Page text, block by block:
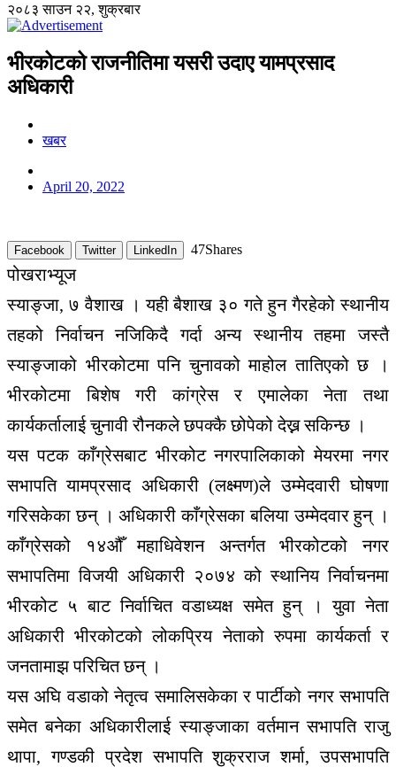
२०८३ साउन २२, शुक्रबार
भीरकोटको राजनीतिमा यसरी उदाए यामप्रसाद
अधिकारी
खबर
April 20, 2022
Facebook Twitter LinkedIn 47Shares
पोखराभ्यूज
स्याङ्जा, ७ वैशाख । यही बैशाख ३० गते हुन गैरहेको स्थानीय
तहको निर्वाचन नजिकिदै गर्दा अन्य स्थानीय तहमा जस्तै
स्याङ्जाको भीरकोटमा पनि चुनावको माहोल तातिएको छ ।
भीरकोटमा बिशेष गरी कांग्रेस र एमालेका नेता तथा
कार्यकर्तालाई चुनावी रौनकले छपक्कै छोपेको देख्न सकिन्छ ।
यस पटक काँग्रेसबाट भीरकोट नगरपालिकाको मेयरमा नगर
सभापति यामप्रसाद अधिकारी (लक्ष्मण)ले उम्मेदवारी घोषणा
गरिसकेका छन् । अधिकारी काँग्रेसका बलिया उम्मेदवार हुन् ।
काँग्रेसको १४औँ महाधिवेशन अन्तर्गत भीरकोटको नगर
सभापतिमा विजयी अधिकारी २०७४ को स्थानिय निर्वाचनमा
भीरकोट ५ बाट निर्वाचित वडाध्यक्ष समेत हुन् । युवा नेता
अधिकारी भीरकोटको लोकप्रिय नेताको रुपमा कार्यकर्ता र
जनतामाझ परिचित छन् ।
यस अघि वडाको नेतृत्व समालिसकेका र पार्टीको नगर सभापति
समेत बनेका अधिकारीलाई स्याङ्जाका वर्तमान सभापति राजु
थापा, गण्डकी प्रदेश सभापति शुक्रराज शर्मा, उपसभापति